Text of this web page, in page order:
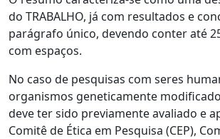
do TRABALHO, já com resultados e
parágrafo único, devendo conter até
com espaços.
No caso de pesquisas com seres
organismos geneticamente
deve ter sido previamente avaliado e
Comitê de Ética em Pesquisa (CEP),